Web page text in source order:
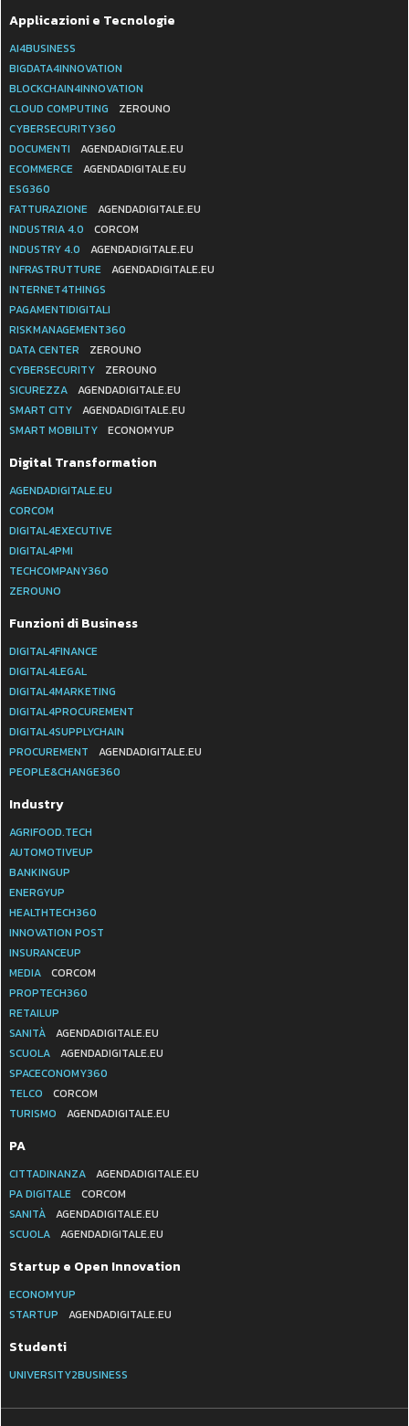
Applicazioni e Tecnologie
AI4BUSINESS
BIGDATA4INNOVATION
BLOCKCHAIN4INNOVATION
CLOUD COMPUTING
ZEROUNO
CYBERSECURITY360
DOCUMENTI
AGENDADIGITALE.EU
ECOMMERCE
AGENDADIGITALE.EU
ESG360
FATTURAZIONE
AGENDADIGITALE.EU
INDUSTRIA 4.0
CORCOM
INDUSTRY 4.0
AGENDADIGITALE.EU
INFRASTRUTTURE
AGENDADIGITALE.EU
INTERNET4THINGS
PAGAMENTIDIGITALI
RISKMANAGEMENT360
DATA CENTER
ZEROUNO
CYBERSECURITY
ZEROUNO
SICUREZZA
AGENDADIGITALE.EU
SMART CITY
AGENDADIGITALE.EU
SMART MOBILITY
ECONOMYUP
Digital Transformation
AGENDADIGITALE.EU
CORCOM
DIGITAL4EXECUTIVE
DIGITAL4PMI
TECHCOMPANY360
ZEROUNO
Funzioni di Business
DIGITAL4FINANCE
DIGITAL4LEGAL
DIGITAL4MARKETING
DIGITAL4PROCUREMENT
DIGITAL4SUPPLYCHAIN
PROCUREMENT
AGENDADIGITALE.EU
PEOPLE&CHANGE360
Industry
AGRIFOOD.TECH
AUTOMOTIVEUP
BANKINGUP
ENERGYUP
HEALTHTECH360
INNOVATION POST
INSURANCEUP
MEDIA
CORCOM
PROPTECH360
RETAILUP
SANITÀ
AGENDADIGITALE.EU
SCUOLA
AGENDADIGITALE.EU
SPACECONOMY360
TELCO
CORCOM
TURISMO
AGENDADIGITALE.EU
PA
CITTADINANZA
AGENDADIGITALE.EU
PA DIGITALE
CORCOM
SANITÀ
AGENDADIGITALE.EU
SCUOLA
AGENDADIGITALE.EU
Startup e Open Innovation
ECONOMYUP
STARTUP
AGENDADIGITALE.EU
Studenti
UNIVERSITY2BUSINESS